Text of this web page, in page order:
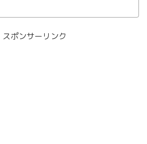
スポンサーリンク